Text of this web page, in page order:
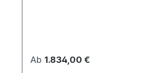
uns, wir erstellen Ihnen ein
Angebot.Die optimal
Regulärer Preis:
Ab 1.834,00 €